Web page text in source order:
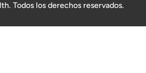
Todos los derechos reservados.